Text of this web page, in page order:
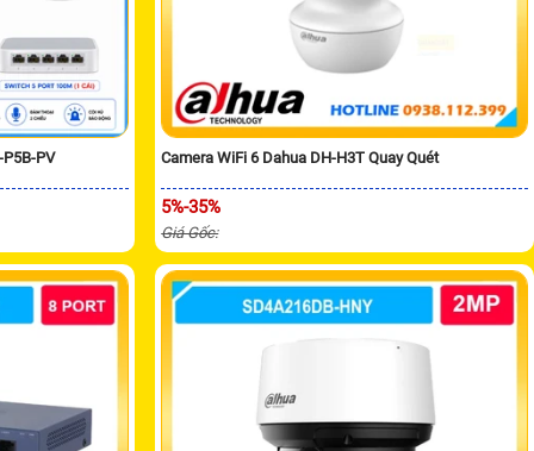
PV Camera WiFi 6 Dahua DH-H3T Quay Quét
5%-35%
Giá Gốc: